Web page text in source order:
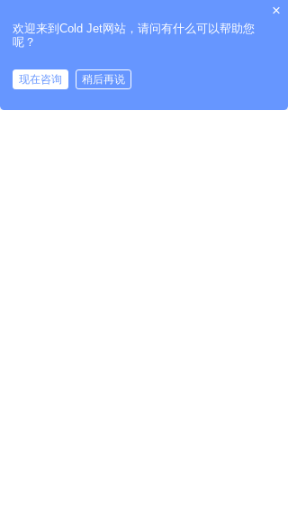
Marion Long
낀 ꀃ
×
欢迎来到Cold Jet网站，请问有什么可以帮助您
呢？
现在咨询 稍后再说